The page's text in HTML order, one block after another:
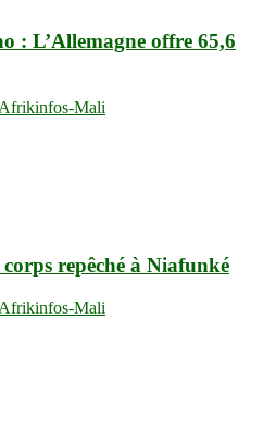
: L’Allemagne offre 65,6
Afrikinfos-Mali
repêché à Niafunké
Afrikinfos-Mali